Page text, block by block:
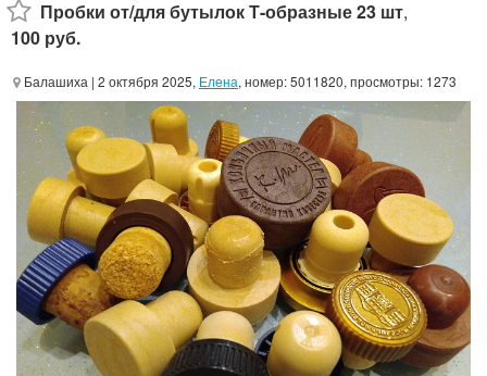
Пробки от/для бутылок Т-образные 23 шт,
100 руб.
Балашиха | 2 октября 2025, Елена, номер: 5011820, просмотры: 1273